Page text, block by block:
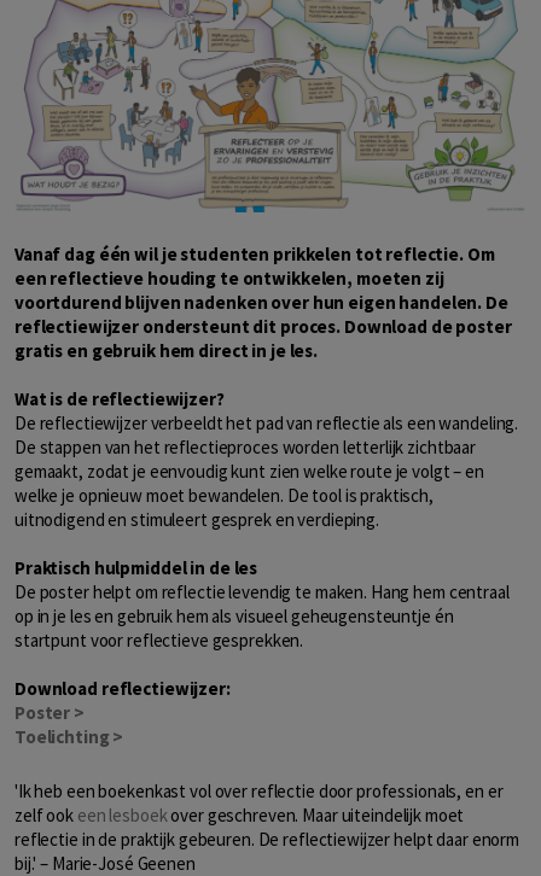
Vanaf dag één wil je studenten prikkelen tot reflectie. Om
een reflectieve houding te ontwikkelen, moeten zij
voortdurend blijven nadenken over hun eigen handelen. De
reflectiewijzer ondersteunt dit proces. Download de poster
gratis en gebruik hem direct in je les.
Wat is de reflectiewijzer?
De reflectiewijzer verbeeldt het pad van reflectie als een wandeling.
De stappen van het reflectieproces worden letterlijk zichtbaar
gemaakt, zodat je eenvoudig kunt zien welke route je volgt – en
welke je opnieuw moet bewandelen. De tool is praktisch,
uitnodigend en stimuleert gesprek en verdieping.
Praktisch hulpmiddel in de les
De poster helpt om reflectie levendig te maken. Hang hem centraal
op in je les en gebruik hem als visueel geheugensteuntje én
startpunt voor reflectieve gesprekken.
Download reflectiewijzer:
Poster >
Toelichting >
'Ik heb een boekenkast vol over reflectie door professionals, en er
zelf ook een lesboekover geschreven. Maar uiteindelijk moet
reflectie in de praktijk gebeuren. De reflectiewijzer helpt daar enorm
bij.' – Marie-José Geenen